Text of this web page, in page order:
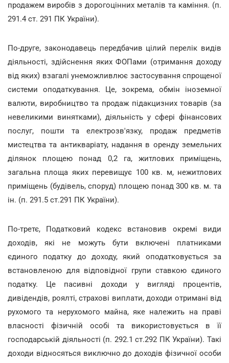
продажем виробів з дорогоцінних металів та каміння. (п.
291.4 ст. 291 ПК України).
По-друге, законодавець передбачив цілий перелік видів
діяльності, здійснення яких ФОПами (отримання доходу
від яких) взагалі унеможливлює застосування спрощеної
системи оподаткування. Це, зокрема, обмін іноземної
валюти, виробництво та продаж підакцизних товарів (за
невеликими винятками), діяльність у сфері фінансових
послуг, пошти та електрозв'язку, продаж предметів
мистецтва та антикваріату, надання в оренду земельних
ділянок площею понад 0,2 га, житлових приміщень,
загальна площа яких перевищує 100 кв. м, нежитлових
приміщень (будівель, споруд) площею понад 300 кв. м. та
ін. (п. 291.5 ст.291 ПК України).
По-третє, Податковий кодекс встановив окремі види
доходів, які не можуть бути включені платниками
єдиного податку до доходу, який оподатковується за
встановленою для відповідної групи ставкою єдиного
податку. Це пасивні доходи у вигляді процентів,
дивідендів, роялті, страхові виплати, доходи отримані від
рухомого та нерухомого майна, яке належить на праві
власності фізичній особі та використовується в її
господарській діяльності (п. 292.1 ст.292 ПК України). Такі
доходи відносяться виключно до доходів фізичної особи